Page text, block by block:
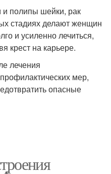
полипы шейки, рак
стадиях делают женщин
и усиленно лечиться,
крест на карьере.
лечения
мер,
опасные